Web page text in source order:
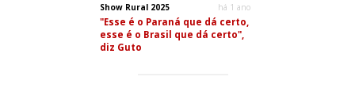
Show Rural 2025 há 1 ano
"Esse é o Paraná que dá certo,
esse é o Brasil que dá certo",
diz Guto